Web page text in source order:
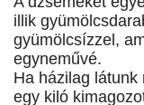
illik
gyümölcsízzel,
egyneművé.
Ha házilag látunk
egy kiló